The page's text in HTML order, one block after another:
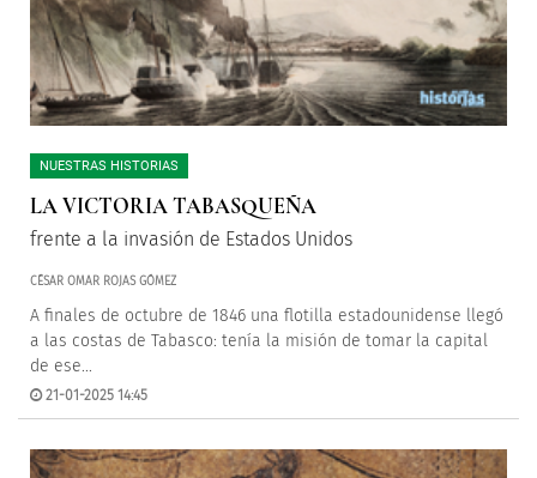
NUESTRAS HISTORIAS
LA VICTORIA TABASQUEÑA
frente a la invasión de Estados Unidos
CÉSAR OMAR ROJAS GÓMEZ
A finales de octubre de 1846 una flotilla estadounidense llegó
a las costas de Tabasco: tenía la misión de tomar la capital
de ese...
21-01-2025 14:45